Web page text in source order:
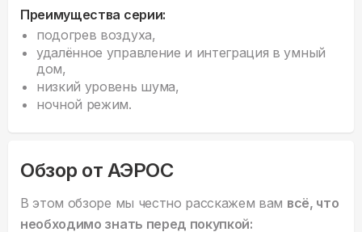
Преимущества серии:
подогрев воздуха,
удалённое управление и интеграция в умный
дом,
низкий уровень шума,
ночной режим.
Обзор от АЭРОС
В этом обзоре мы честно расскажем вам всё, что
необходимо знать перед покупкой: